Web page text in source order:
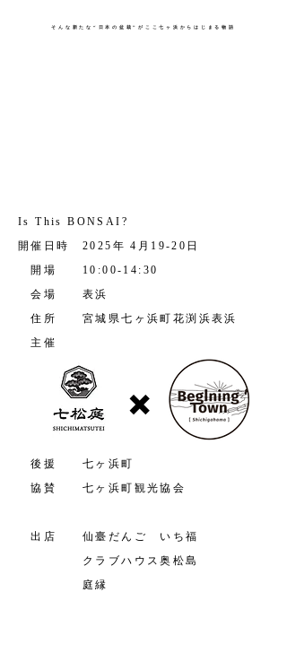
そんな新たな“日本の盆栽”がここ七ヶ浜からはじまる物語
Is This BONSAI?​
開催日時 2025年 4月19-20日
開場 10:00-14:30
会場 表浜
住所 宮城県七ヶ浜町花渕浜表浜
主催
​
後援 七ヶ浜町
協賛 七ヶ浜町観光協会
出店 仙臺だんご いち福
クラブハウス奥松島
庭縁
✖️